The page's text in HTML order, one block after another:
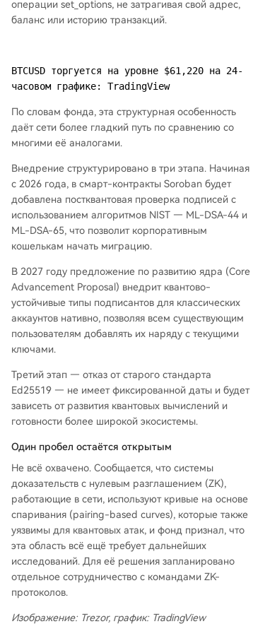
операции set_options, не затрагивая свой адрес,
баланс или историю транзакций.
BTCUSD торгуется на уровне $61,220 на 24-
часовом графике: TradingView
По словам фонда, эта структурная особенность
даёт сети более гладкий путь по сравнению со
многими её аналогами.
Внедрение структурировано в три этапа. Начиная
с 2026 года, в смарт-контракты Soroban будет
добавлена постквантовая проверка подписей с
использованием алгоритмов NIST — ML-DSA-44 и
ML-DSA-65, что позволит корпоративным
кошелькам начать миграцию.
В 2027 году предложение по развитию ядра (Core
Advancement Proposal) внедрит квантово-
устойчивые типы подписантов для классических
аккаунтов нативно, позволяя всем существующим
пользователям добавлять их наряду с текущими
ключами.
Третий этап — отказ от старого стандарта
Ed25519 — не имеет фиксированной даты и будет
зависеть от развития квантовых вычислений и
готовности более широкой экосистемы.
Один пробел остаётся открытым
Не всё охвачено. Сообщается, что системы
доказательств с нулевым разглашением (ZK),
работающие в сети, используют кривые на основе
спаривания (pairing-based curves), которые также
уязвимы для квантовых атак, и фонд признал, что
эта область всё ещё требует дальнейших
исследований. Для её решения запланировано
отдельное сотрудничество с командами ZK-
протоколов.
Изображение: Trezor, график: TradingView